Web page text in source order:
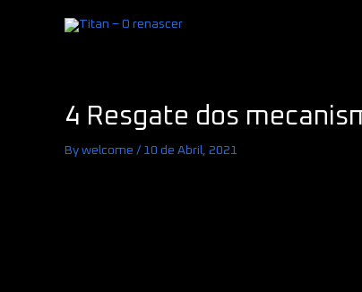
4 Resgate dos
By welcome / 10 de Abril, 2021
Post